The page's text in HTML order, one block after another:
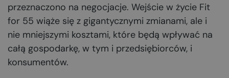
przeznaczono na negocjacje. Wejście w życie Fit
for 55 wiąże się z gigantycznymi zmianami, ale i
nie mniejszymi kosztami, które będą wpływać na
całą gospodarkę, w tym i przedsiębiorców, i
konsumentów.